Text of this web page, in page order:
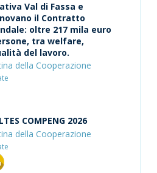
Val di Fassa e
il Contratto
oltre 217 mila euro
tra welfare,
del lavoro.
della Cooperazione
COMPENG 2026
della Cooperazione